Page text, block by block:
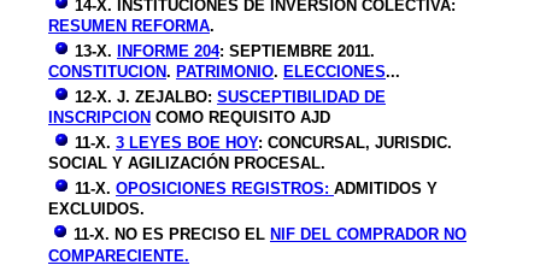
14-X. INSTITUCIONES DE INVERSIÓN COLECTIVA:
RESUMEN REFORMA.
13-X.
INFORME 204: SEPTIEMBRE 2011.
CONSTITUCION. PATRIMONIO. ELECCIONES...
12-X. J. ZEJALBO: SUSCEPTIBILIDAD DE
INSCRIPCION COMO REQUISITO AJD
11-X. 3 LEYES BOE HOY: CONCURSAL, JURISDIC.
SOCIAL Y AGILIZACIÓN PROCESAL.
11-X. OPOSICIONES REGISTROS: ADMITIDOS Y
EXCLUIDOS.
11-X. NO ES PRECISO EL NIF DEL COMPRADOR NO
COMPARECIENTE.